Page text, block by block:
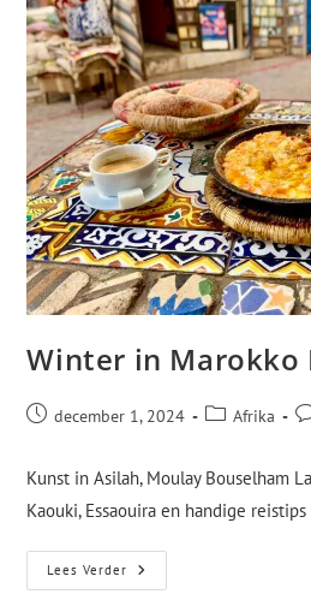
Winter in Marokko
december 1, 2024 Afrika
Kunst in Asilah, Moulay Bouselham
Kaouki, Essaouira en handige
Lees Verder